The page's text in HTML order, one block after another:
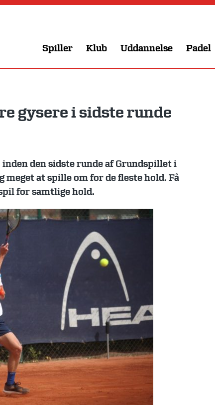
Spiller Klub Uddannelse Padel
gysere i sidste runde
den sidste runde af Grundspillet i
at spille om for de fleste hold. Få
for samtlige hold.